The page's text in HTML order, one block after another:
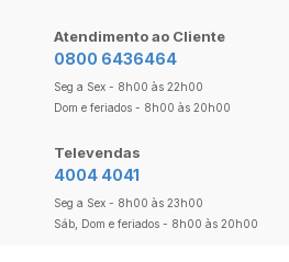
Atendimento ao Cliente
0800 6436464
Seg a Sex - 8h00 às 22h00
Dom e feriados - 8h00 às 20h00
Televendas
4004 4041
Seg a Sex - 8h00 às 23h00
Sáb, Dom e feriados - 8h00 às 20h00